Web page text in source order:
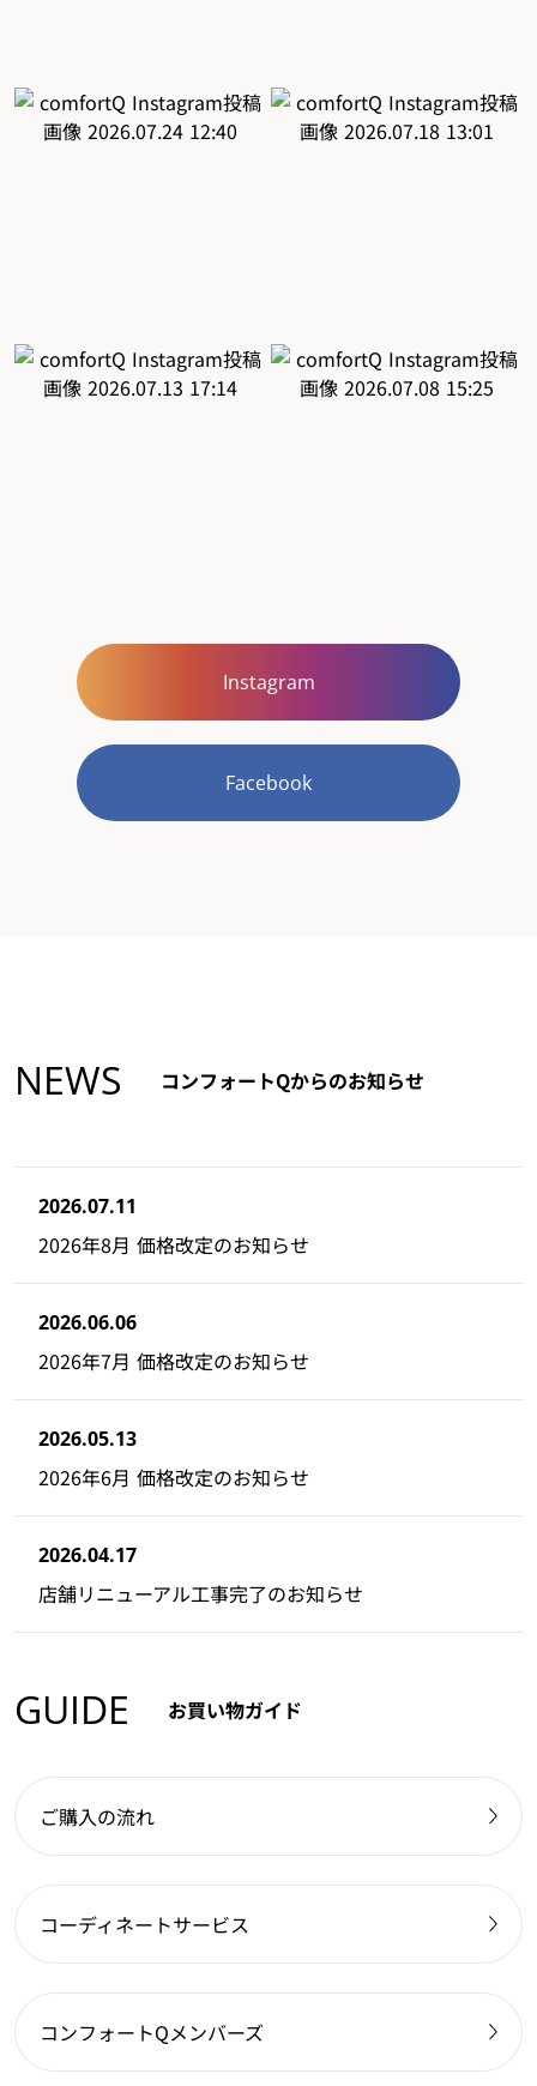
Instagram
Facebook
NEWS コンフォートQからのお知らせ
2026.07.11
2026年8月 価格改定のお知らせ
2026.06.06
2026年7月 価格改定のお知らせ
2026.05.13
2026年6月 価格改定のお知らせ
2026.04.17
店舗リニューアル工事完了のお知らせ
GUIDE お買い物ガイド
ご購入の流れ
コーディネートサービス
コンフォートQメンバーズ